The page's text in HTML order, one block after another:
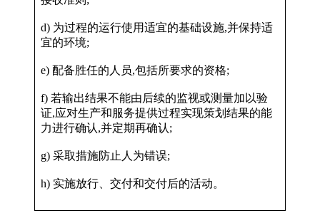
d) 为过程的运行使用适宜的基础设施,并保持适
宜的环境;
e) 配备胜任的人员,包括所要求的资格;
f) 若输出结果不能由后续的监视或测量加以验
证,应对生产和服务提供过程实现策划结果的能
力进行确认,并定期再确认;
g) 采取措施防止人为错误;
h) 实施放行、交付和交付后的活动。